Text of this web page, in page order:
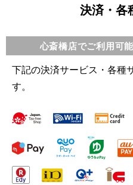
決済・各
心斎橋店でご利用可
下記の決済サービス・各種
す。